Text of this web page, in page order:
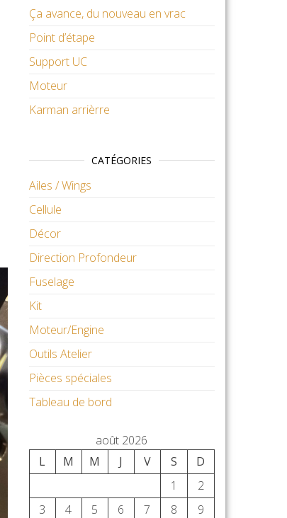
Ça avance, du nouveau en vrac
Point d’étape
Support UC
Moteur
Karman arrièrre
CATÉGORIES
Ailes / Wings
Cellule
Décor
Direction Profondeur
Fuselage
Kit
Moteur/Engine
Outils Atelier
Pièces spéciales
Tableau de bord
août 2026
L
M M J V S
D
1
2
3
4 5 6 7 8
9